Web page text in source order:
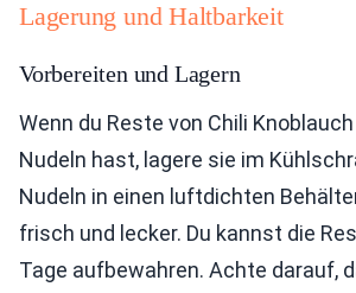
Lagerung und Haltbarkeit
Vorbereiten und Lagern
Wenn du Reste von Chili
Nudeln hast, lagere sie im
Nudeln in einen luftdichten
frisch und lecker. Du kannst die
Tage aufbewahren. Achte darauf,